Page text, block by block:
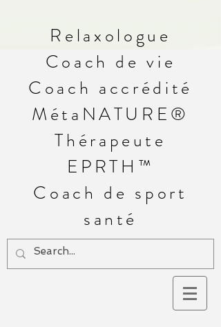
Relaxologue
Coach de vie
Coach accrédité
MétaNATURE®
Thérapeute
EPRTH™
Coach de sport
santé